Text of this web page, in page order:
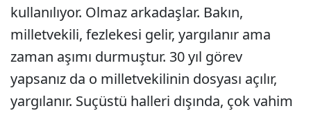
kullanılıyor. Olmaz arkadaşlar. Bakın,
milletvekili, fezlekesi gelir, yargılanır ama
zaman aşımı durmuştur. 30 yıl görev
yapsanız da o milletvekilinin dosyası açılır,
yargılanır. Suçüstü halleri dışında, çok vahim